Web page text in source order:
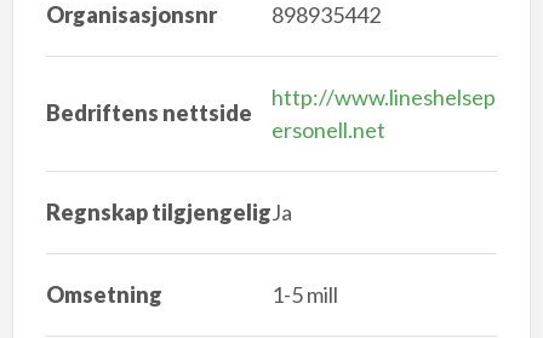
Organisasjonsnr 898935442
Bedriftens nettside
http://www.lineshelsep
ersonell.net
Regnskap tilgjengeligJa
Omsetning 1-5 mill